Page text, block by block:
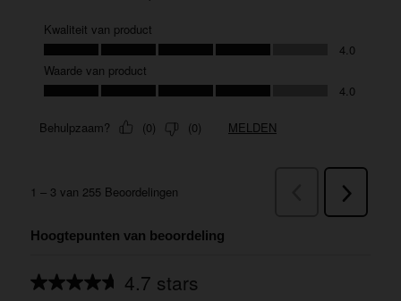
Hoogtepunten van beoordeling
4.7 stars
Average